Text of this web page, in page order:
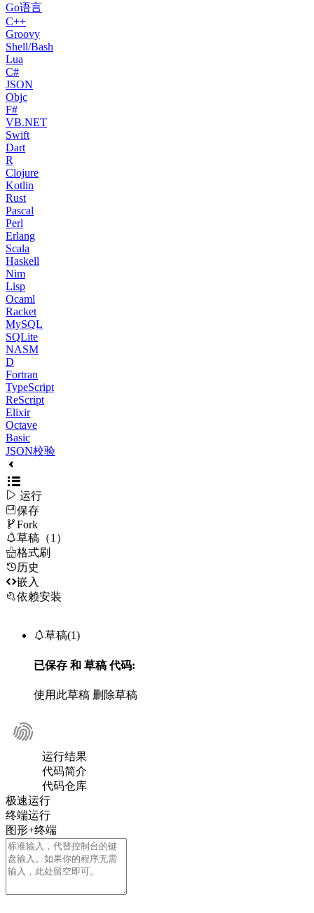
Go语言
C++
Groovy
Shell/Bash
Lua
C#
JSON
Objc
F#
VB.NET
Swift
Dart
R
Clojure
Kotlin
Rust
Pascal
Perl
Erlang
Scala
Haskell
Nim
Lisp
Ocaml
Racket
MySQL
SQLite
NASM
D
Fortran
TypeScript
ReScript
Elixir
Octave
Basic
JSON校验
 运行
保存
Fork
草稿（1）
格式刷
历史
嵌入
依赖安装
草稿(1)
已保存 和 草稿代码:
使用此草稿 删除草稿
运行结果
代码简介
代码仓库
极速运行
终端运行
图形+终端